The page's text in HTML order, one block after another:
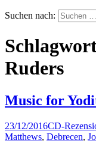
Suchen nach:
Ruders
Music for
23/12/2016CD-
Matthews, Debrecen,